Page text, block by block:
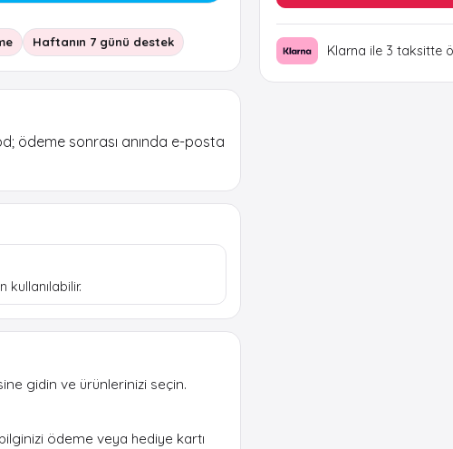
Haftanın 7 günü destek
Klarna ile 3 taksitte
ödeme sonrası anında e-posta
kullanılabilir.
gidin ve ürünlerinizi seçin.
ödeme veya hediye kartı